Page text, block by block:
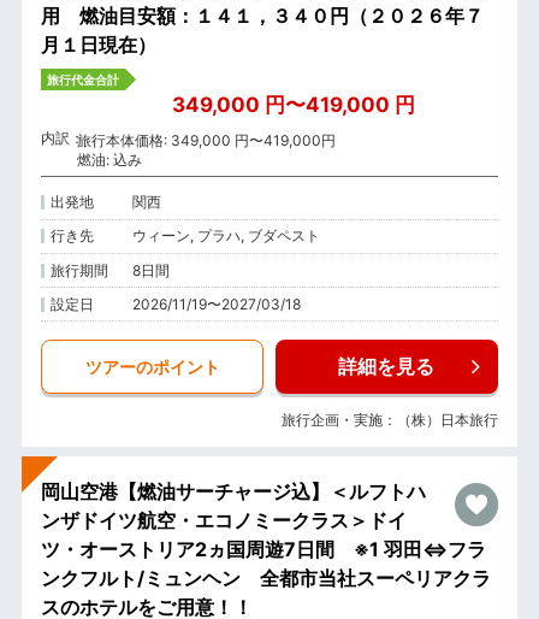
用 燃油目安額：１４１，３４０円（２０２６年７
月１日現在）
旅行代金合計
349,000 円〜419,000 円
内訳 旅行本体価格: 349,000 円〜419,000円
燃油: 込み
出発地
関西
行き先
ウィーン, プラハ, ブダペスト
旅行期間
8日間
設定日
2026/11/19〜2027/03/18
ツアーのポイント 詳細を見る
旅行企画・実施：（株）日本旅行
岡山空港【燃油サーチャージ込】＜ルフトハ
ンザドイツ航空・エコノミークラス＞ドイ
ツ・オーストリア2ヵ国周遊7日間 ※1 羽田⇔フラ
ンクフルト/ミュンヘン 全都市当社スーペリアクラ
スのホテルをご用意！！